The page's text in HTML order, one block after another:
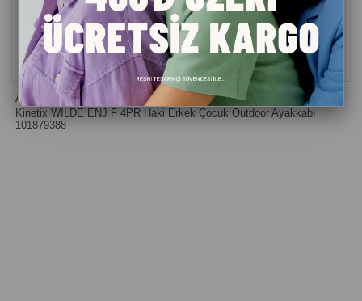
Anasayfa> Erkek Çocuk Ayakkabı
Kinetix WILDE ENJ F 4PR Haki Erkek Çocuk Outdoor Ayakkabı
101879388